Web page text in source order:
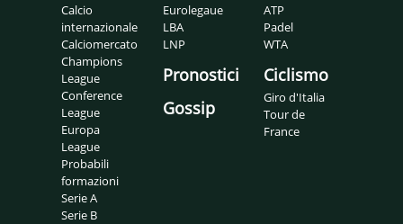
Calcio
internazionale
Calciomercato
Champions
League
Conference
League
Europa
League
Probabili
formazioni
Serie A
Serie B
Eurolegaue
LBA
LNP
Pronostici
Gossip
ATP
Padel
WTA
Ciclismo
Giro d'Italia
Tour de
France